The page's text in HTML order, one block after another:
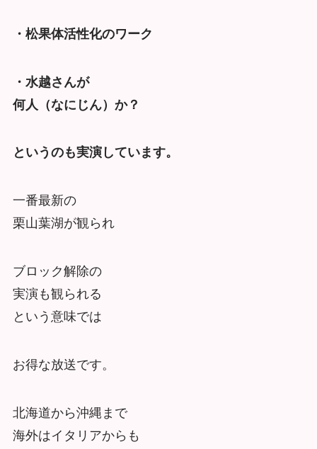
・松果体活性化のワーク
・水越さんが
何人（なにじん）か？
というのも実演しています。
一番最新の
栗山葉湖が観られ
ブロック解除の
実演も観られる
という意味では
お得な放送です。
北海道から沖縄まで
海外はイタリアからも